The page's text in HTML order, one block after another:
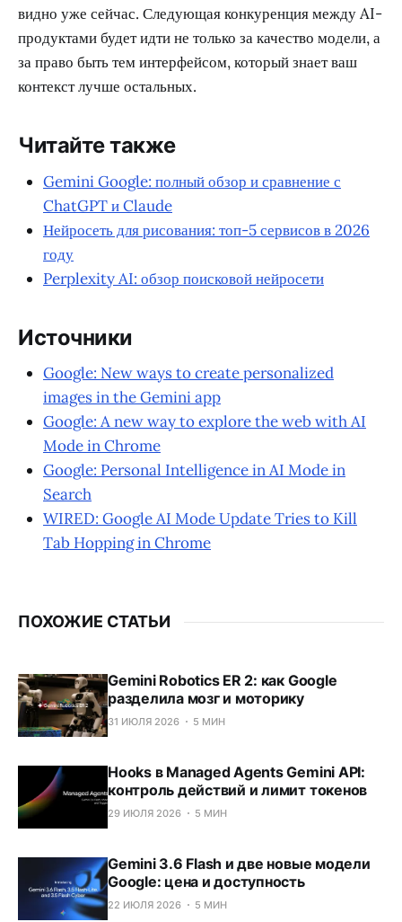
видно уже сейчас. Следующая конкуренция между AI-
продуктами будет идти не только за качество модели, а
за право быть тем интерфейсом, который знает ваш
контекст лучше остальных.
Читайте также
Gemini Google: полный обзор и сравнение с
ChatGPT и Claude
Нейросеть для рисования: топ-5 сервисов в 2026
году
Perplexity AI: обзор поисковой нейросети
Источники
Google: New ways to create personalized
images in the Gemini app
Google: A new way to explore the web with AI
Mode in Chrome
Google: Personal Intelligence in AI Mode in
Search
WIRED: Google AI Mode Update Tries to Kill
Tab Hopping in Chrome
ПОХОЖИЕ СТАТЬИ
Gemini Robotics ER 2: как Google
разделила мозг и моторику
31 ИЮЛЯ 2026 5 МИН
Hooks в Managed Agents Gemini API:
контроль действий и лимит токенов
29 ИЮЛЯ 2026 5 МИН
Gemini 3.6 Flash и две новые модели
Google: цена и доступность
22 ИЮЛЯ 2026 5 МИН